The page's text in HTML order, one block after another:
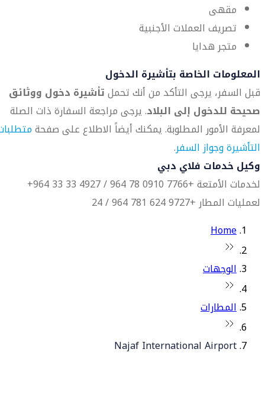
مقهى
تصريف العملات الأجنبية
متجر هدايا
المعلومات الخاصة بتأشيرة الدخول
قبل السفر، يرجى التأكد من أنك تحملتأشيرة دخول ووثائق
صحيحة للدخول إلى البلاد. يرجى مراجعة السفارة ذات الصلة
لمعرفة الأمور المطلوبة. يمكنك أيضاً الاطلاع على صفحة
التأشيرة وجواز السفر.
وكيل خدمات فلاي دبي
لخدمات الأمتعة +7766 0910 78 964 / 4927 33 33 964+
لعمليات المطار +9727 624 781 964 / 24
Home
الوجهات
المطارات
Najaf International Airport